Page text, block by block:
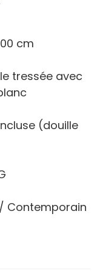
cm
tressée avec
(douille
Contemporain